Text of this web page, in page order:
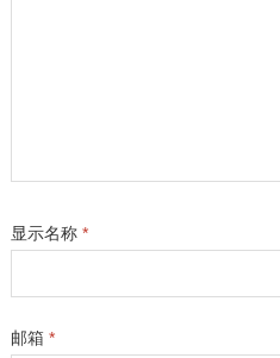
显示名称 *
邮箱 *